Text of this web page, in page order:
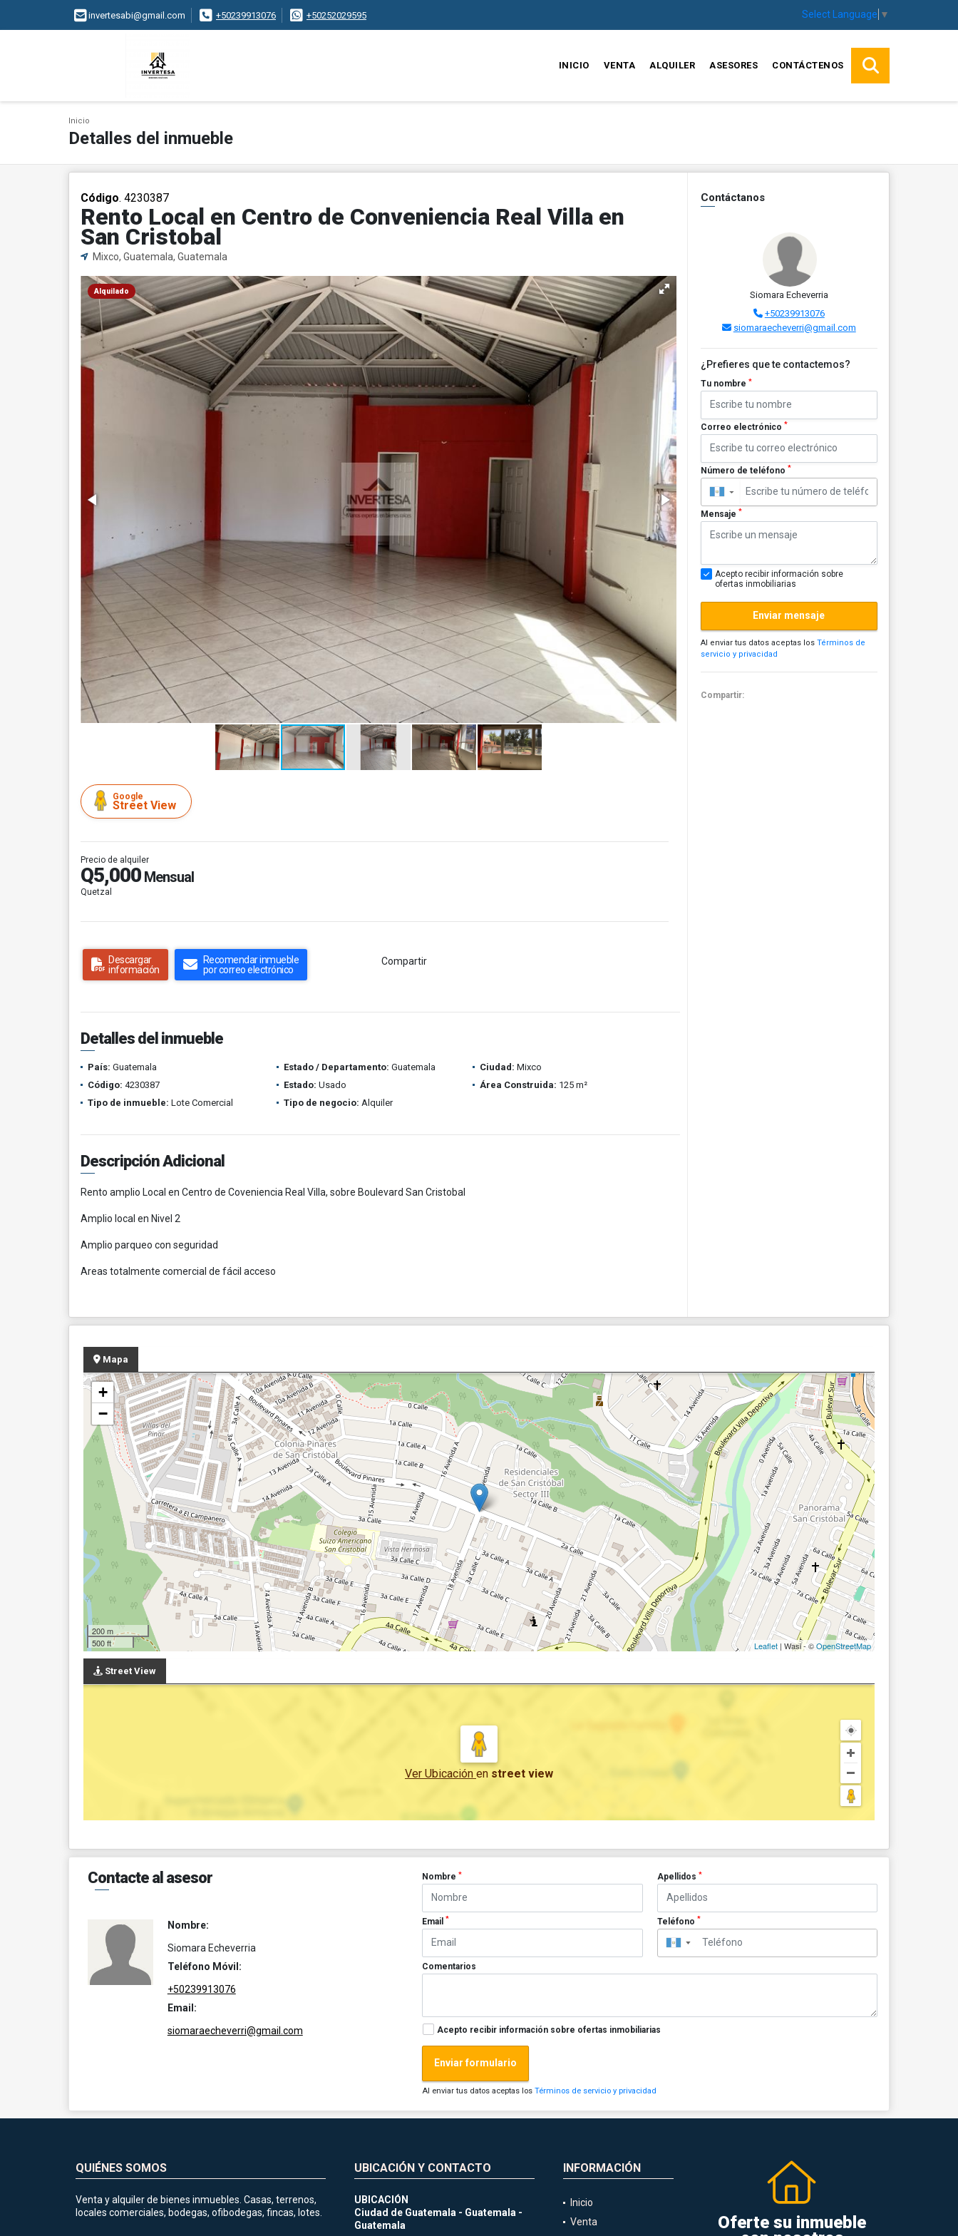
invertesabi@gmail.com +50239913076 +50252029595 Select Language ▼
INICIO VENTA ALQUILER ASESORES CONTÁCTENOS
Inicio
Detalles del inmueble
Código. 4230387
Rento Local en Centro de Conveniencia Real Villa en
San Cristobal
Mixco, Guatemala, Guatemala
Alquilado
Google
Street View
Precio de alquiler
Q5,000 Mensual
Quetzal
Descargar
información
Recomendar inmueble
por correo electrónico
Compartir
Detalles del inmueble
País: Guatemala Estado / Departamento: Guatemala Ciudad: Mixco
Código: 4230387 Estado: Usado Área Construida: 125 m²
Tipo de inmueble: Lote Comercial Tipo de negocio: Alquiler
Descripción Adicional
Rento amplio Local en Centro de Coveniencia Real Villa, sobre Boulevard San Cristobal
Amplio local en Nivel 2
Amplio parqueo con seguridad
Areas totalmente comercial de fácil acceso
Contáctanos
Siomara Echeverria
+50239913076
siomaraecheverri@gmail.com
¿Prefieres que te contactemos?
Tu nombre *
Correo electrónico *
Número de teléfono *
▼
Mensaje *
Acepto recibir información sobre
ofertas inmobiliarias
Enviar mensaje
Al enviar tus datos aceptas los Términos de
servicio y privacidad
Compartir:
Mapa
+
−
200 m
500 ft
Leaflet | Wasi - ©OpenStreetMap
Street View
Ver Ubicación en street view
Contacte al asesor
Nombre:
Siomara Echeverria
Teléfono Móvil:
+50239913076
Email:
siomaraecheverri@gmail.com
Nombre* Apellidos *
Email* Teléfono *
▼
Comentarios
Acepto recibir información sobre ofertas inmobiliarias
Enviar formulario
Al enviar tus datos aceptas losTérminos de servicio y privacidad
QUIÉNES SOMOS
Venta y alquiler de bienes inmuebles. Casas, terrenos,
locales comerciales, bodegas, ofibodegas, fincas, lotes.
UBICACIÓN Y CONTACTO
UBICACIÓN
Ciudad de Guatemala - Guatemala -
Guatemala
INFORMACIÓN
Inicio
Venta
Oferte su inmueble